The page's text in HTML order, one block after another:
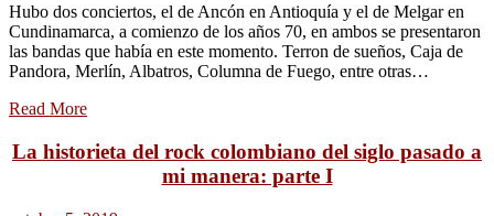
Hubo dos conciertos, el de Ancón en Antioquía y el de Melgar en
Cundinamarca, a comienzo de los años 70, en ambos se presentaron
las bandas que había en este momento. Terron de sueños, Caja de
Pandora, Merlín, Albatros, Columna de Fuego, entre otras…
Read More
La historieta del rock colombiano del siglo pasado a
mi manera: parte I